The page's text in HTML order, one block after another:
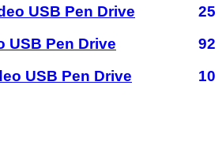
USB Pen Drive
25
USB Pen Drive
92
USB Pen Drive
10